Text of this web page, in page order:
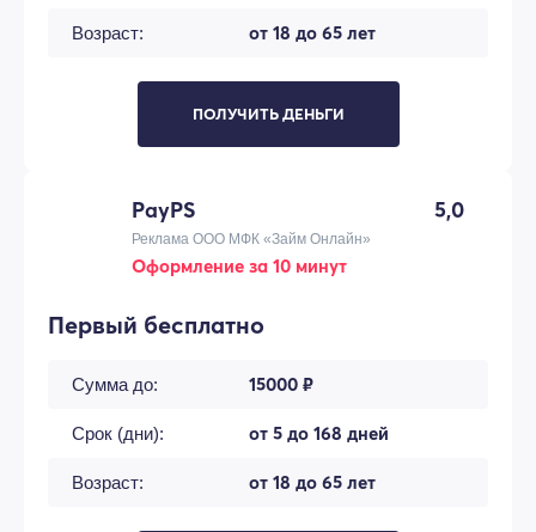
Возраст: от 18 до 65 лет
ПОЛУЧИТЬ ДЕНЬГИ
PayPS 5,0
Реклама ООО МФК «Займ Онлайн»
Оформление за 10 минут
Первый бесплатно
Сумма до: 15000 ₽
Срок (дни): от 5 до 168 дней
Возраст: от 18 до 65 лет